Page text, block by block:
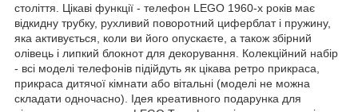
століття. Цікаві функції - телефон LEGO 1960-х років має
відкидну трубку, рухливий поворотний циферблат і пружину,
яка активується, коли ви його опускаєте, а також збірний
олівець і липкий блокнот для декорування. Колекційний набір
- всі моделі телефонів підійдуть як цікава ретро прикраса,
прикраса дитячої кімнати або вітальні (моделі не можна
складати одночасно). Ідея креативного подарунка для